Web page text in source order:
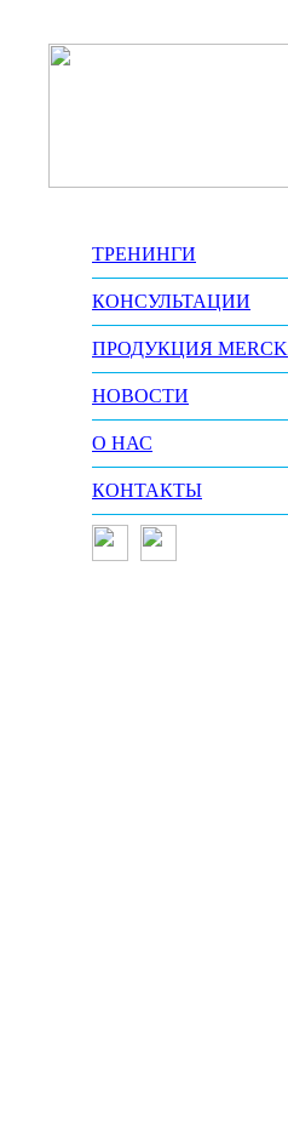
ТРЕНИНГИ
КОНСУЛЬТАЦИИ
ПРОДУКЦИЯ MERCK
НОВОСТИ
О НАС
КОНТАКТЫ